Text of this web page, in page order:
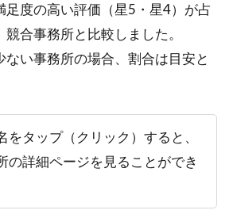
足度の高い評価（星5・星4）が占
合事務所と比較しました。
い事務所の場合、割合は目安と
をタップ（クリック）すると、
の詳細ページを見ることができ